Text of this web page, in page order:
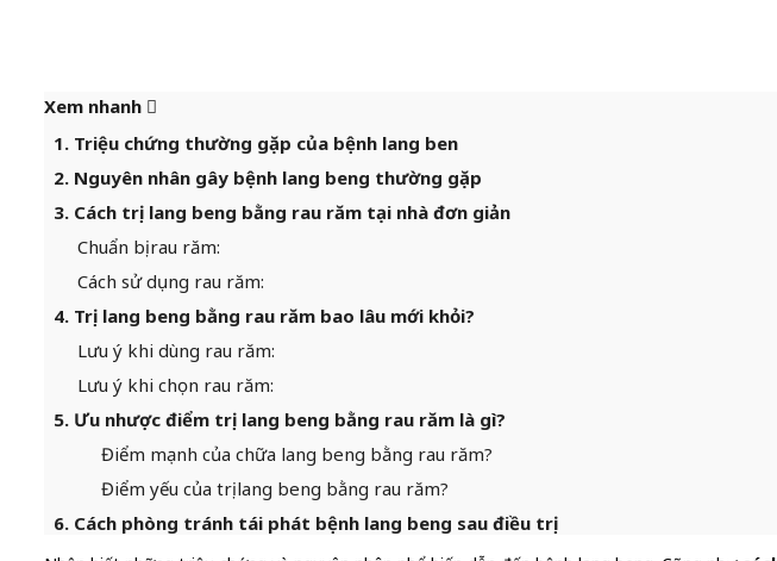
Xem nhanh
1. Triệu chứng thường gặp của bệnh lang ben
2. Nguyên nhân gây bệnh lang beng thường gặp
3. Cách trị lang beng bằng rau răm tại nhà đơn giản
Chuẩn bị rau răm:
Cách sử dụng rau răm:
4. Trị lang beng bằng rau răm bao lâu mới khỏi?
Lưu ý khi dùng rau răm:
Lưu ý khi chọn rau răm:
5. Ưu nhược điểm trị lang beng bằng rau răm là gì?
Điểm mạnh của chữa lang beng bằng rau răm?
Điểm yếu của trị lang beng bằng rau răm?
6. Cách phòng tránh tái phát bệnh lang beng sau điều trị